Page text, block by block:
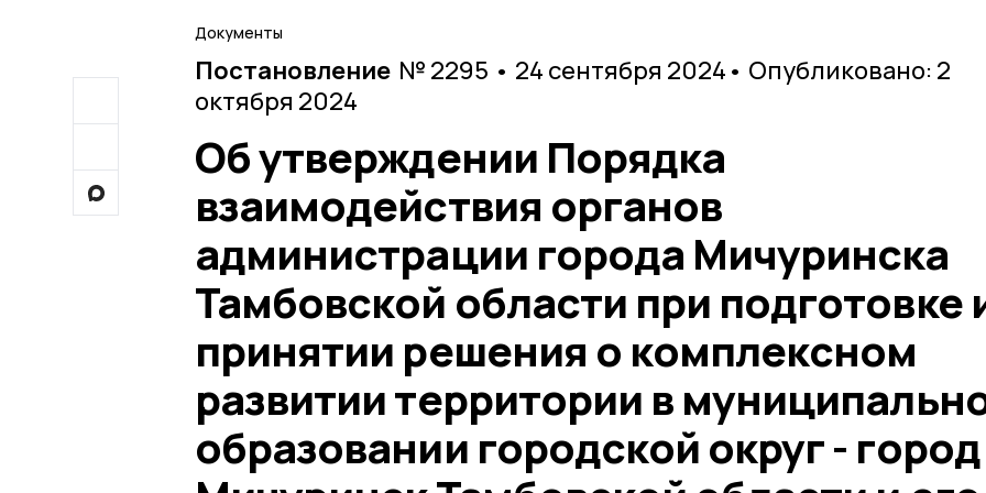
Документы
Постановление № 2295 • 24 сентября 2024 • Опубликовано: 2
октября 2024
Об утверждении Порядка
взаимодействия органов
администрации города Мичуринска
Тамбовской области при подготовке
принятии решения о комплексном
развитии территории в
образовании городской округ - город